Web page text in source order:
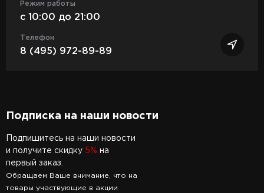
Режим работы
c 10:00 до 21:00
Телефон
8 (495) 972-89-89
Подписка на наши новости
Подпишитесь на наши новости
и получите скидку 5% на
первый заказ.
Обращаем Ваше внимание, что на
товары участвующие в акции